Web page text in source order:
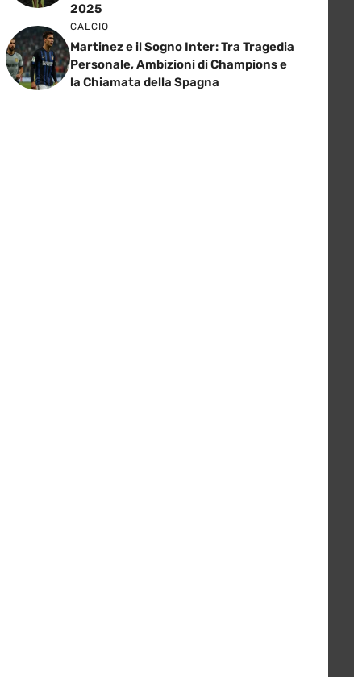
2025
CALCIO
Martinez e il Sogno Inter: Tra Tragedia
Personale, Ambizioni di Champions e
la Chiamata della Spagna